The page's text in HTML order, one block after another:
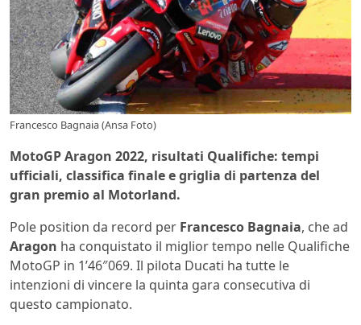
Francesco Bagnaia (Ansa Foto)
MotoGP Aragon 2022, risultati Qualifiche: tempi
ufficiali, classifica finale e griglia di partenza del
gran premio al Motorland.
Pole position da record per Francesco Bagnaia, che ad
Aragon ha conquistato il miglior tempo nelle Qualifiche
MotoGP in 1’46″069. Il pilota Ducati ha tutte le
intenzioni di vincere la quinta gara consecutiva di
questo campionato.